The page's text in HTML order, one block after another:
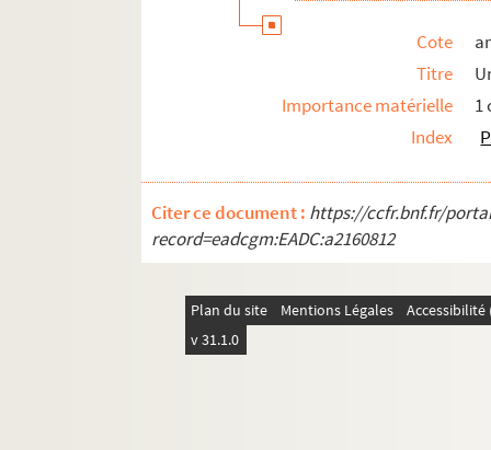
Cote
Titre
Importance matérielle
1
Index
Citer ce document : https://ccfr.bnf.fr/
record=eadcgm:EADC:a2160812
Plan du site Mentions Légales
v 31.1.0